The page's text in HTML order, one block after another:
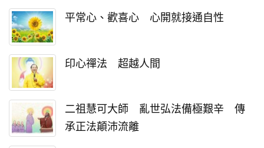
平常心、歡喜心 心開就接通自性
印心禪法 超越人間
二祖慧可大師 亂世弘法備極艱辛 傳
承正法顛沛流離